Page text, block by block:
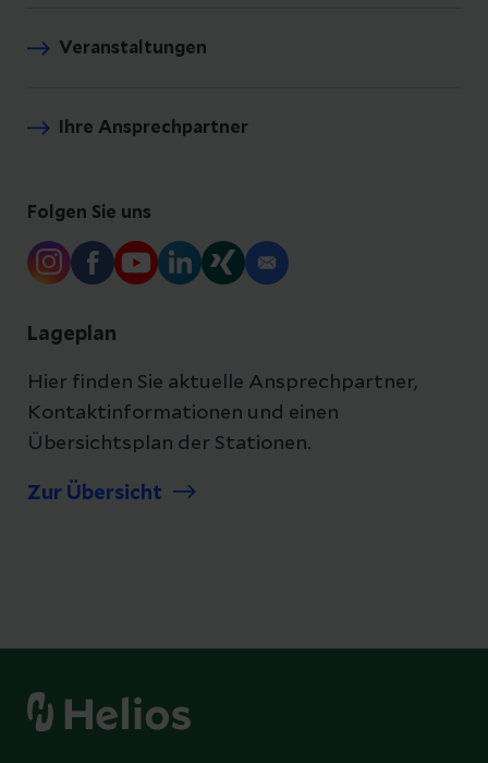
Veranstaltungen
Ihre Ansprechpartner
Folgen Sie uns
Lageplan
Hier finden Sie aktuelle Ansprechpartner,
Kontaktinformationen und einen
Übersichtsplan der Stationen.
Zur Übersicht